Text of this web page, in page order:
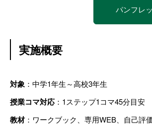
パンフレ
実施概要
対象 ：中学1年生～高校3年生
授業コマ対応：1ステップ1コマ45分目安
教材：ワークブック、専用WEB、自己評